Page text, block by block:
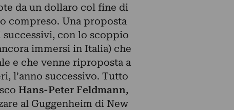
da un dollaro col fine di
compreso. Una proposta
con lo scoppio
immersi in Italia) che
e che venne riproposta a
l’anno successivo. Tutto
Hans-Peter Feldmann,
al Guggenheim di New